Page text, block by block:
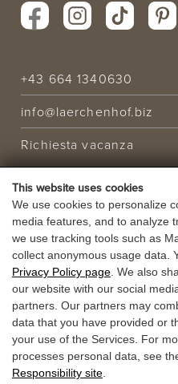
This website uses cookies
We use cookies to personalize
media features, and to analyze
we use tracking tools such as
collect anonymous usage data.
Privacy Policy page . We also
our website with our social
partners. Our partners may
data that you have provided or
your use of the Services. For
processes personal data, see
Responsibility site
+43 664 1340630
info@laerchenhof.biz
Richiesta vacanza
OFFERTA
VACANZA
BUONI